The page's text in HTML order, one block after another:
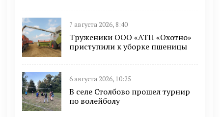
7 августа 2026, 8:40
Труженики ООО «АТП «Охотно»
приступили к уборке пшеницы
6 августа 2026, 10:25
В селе Столбово прошел турнир
по волейболу